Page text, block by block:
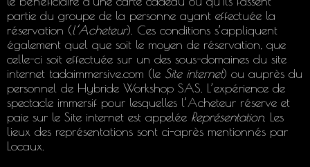
partie du groupe de la personne ayant effectuée la
réservation (l’Acheteur). Ces conditions s’appliquent
également quel que soit le moyen de réservation, que
celle-ci soit effectuée sur un des sous-domaines du site
internet tadaimmersive.com (le Site internet) ou auprès du
personnel de Hybride Workshop SAS. L’expérience de
spectacle immersif pour lesquelles l’Acheteur réserve et
paie sur le Site internet est appelée Représentation. Les
lieux des représentations sont ci-après mentionnés par
Locaux.